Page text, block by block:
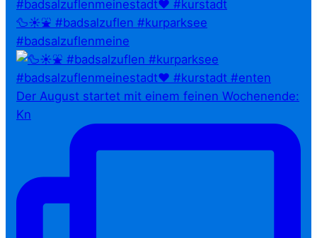
🦆☀️⛲ #badsalzuflen #kurparksee
#badsalzuflenmeine
Der August startet mit einem feinen Wochenende:
Kn